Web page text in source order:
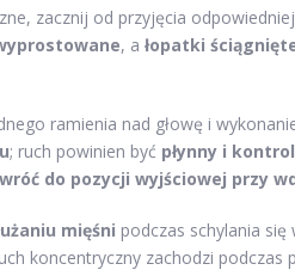
zacznij od przyjęcia
, a łopatki
ramienia nad głowę i
; ruch powinien być płynny i
wróć do pozycji wyjściowej przy
mięśni podczas schylania się
koncentryczny zachodzi